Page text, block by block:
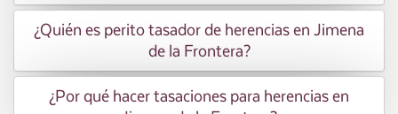
¿Quién es perito tasador de herencias en Jimena
de la Frontera?
¿Por qué hacer tasaciones para herencias en